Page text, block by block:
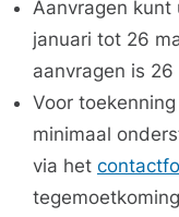
Aanvragen kunt
januari tot 26
aanvragen is
Voor
minimaal
via het